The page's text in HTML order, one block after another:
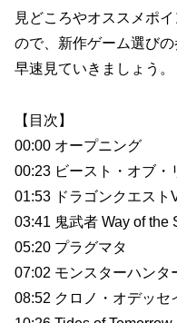
見どころやオススメポ
ので、新作ゲーム選び
早速見ていきましょう。
【目次】
00:00 オープニング
00:23 ビースト・オブ・
01:53 ドラゴンクエスト
03:41 鬼武者 Way of the
05:20 プラグマタ
07:02 モンスターハンタ
08:52 クロノ・オデッセ